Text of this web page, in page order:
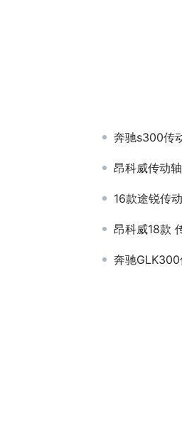
奔驰s300传
昂科威传动
16款途锐传
昂科威18款
奔驰